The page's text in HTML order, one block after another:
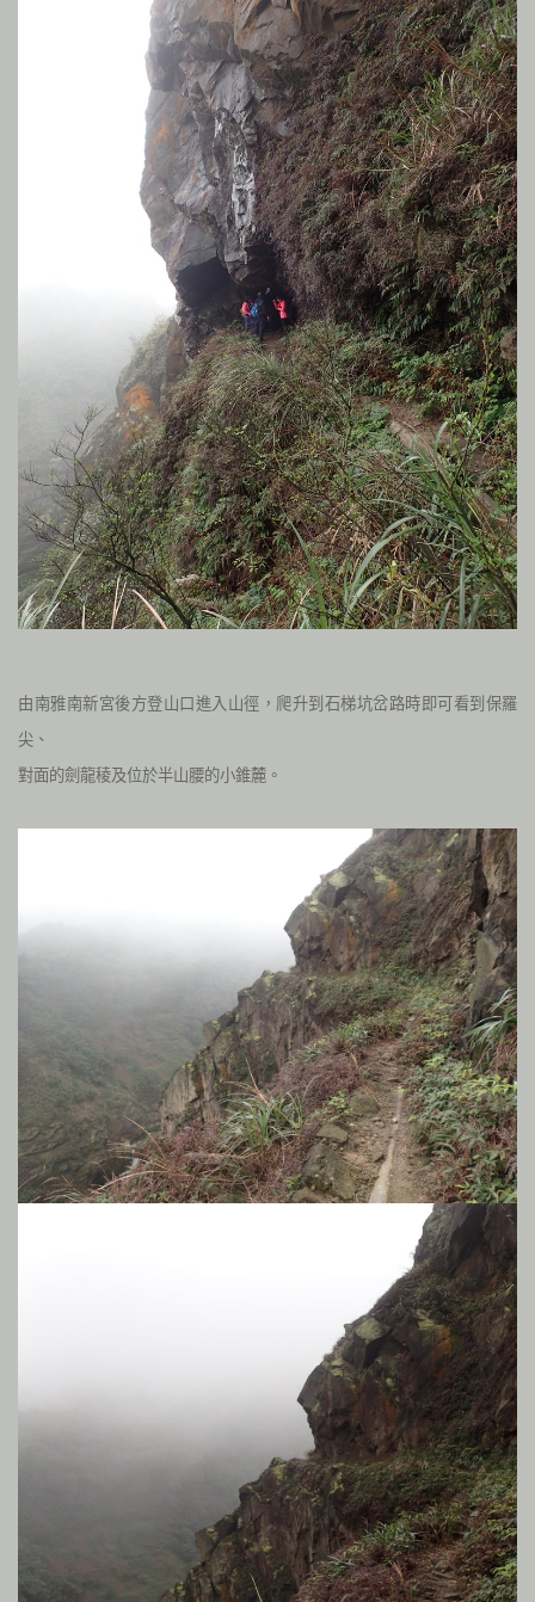
由南雅南新宮後方登山口進入山徑，爬升到石梯坑岔路時即可看到保羅
尖、
對面的劍龍稜及位於半山腰的小錐麓。